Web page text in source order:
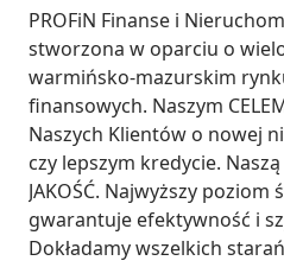
PROFiN Finanse i
stworzona w oparciu o
warmińsko-mazurskim
finansowych. Naszym
Naszych Klientów o nowej
czy lepszym kredycie.
JAKOŚĆ. Najwyższy poziom
gwarantuje efektywność i
Dokładamy wszelkich